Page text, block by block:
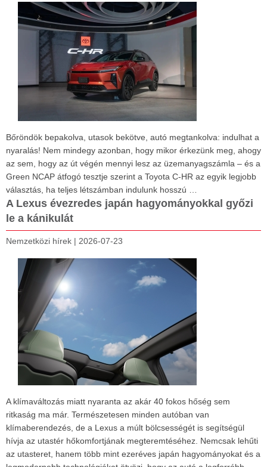
Bőröndök bepakolva, utasok bekötve, autó megtankolva: indulhat a
nyaralás! Nem mindegy azonban, hogy mikor érkezünk meg, ahogy
az sem, hogy az út végén mennyi lesz az üzemanyagszámla – és a
Green NCAP átfogó tesztje szerint a Toyota C-HR az egyik legjobb
választás, ha teljes létszámban indulunk hosszú …
A Lexus évezredes japán hagyományokkal győzi
le a kánikulát
Nemzetközi hírek | 2026-07-23
A klímaváltozás miatt nyaranta az akár 40 fokos hőség sem
ritkaság ma már. Természetesen minden autóban van
klímaberendezés, de a Lexus a múlt bölcsességét is segítségül
hívja az utastér hőkomfortjának megteremtéséhez. Nemcsak lehűti
az utasteret, hanem több mint ezeréves japán hagyományokat és a